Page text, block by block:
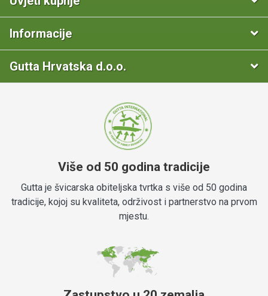
Informacije
Gutta Hrvatska d.o.o.
Više od 50 godina tradicije
Gutta je švicarska obiteljska tvrtka s više od 50 godina
tradicije, kojoj su kvaliteta, održivost i partnerstvo na prvom
mjestu.